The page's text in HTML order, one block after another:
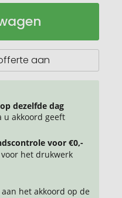
aan
dezelfde dag
u akkoord geeft
voor €0,-
het drukwerk
het akkoord op de